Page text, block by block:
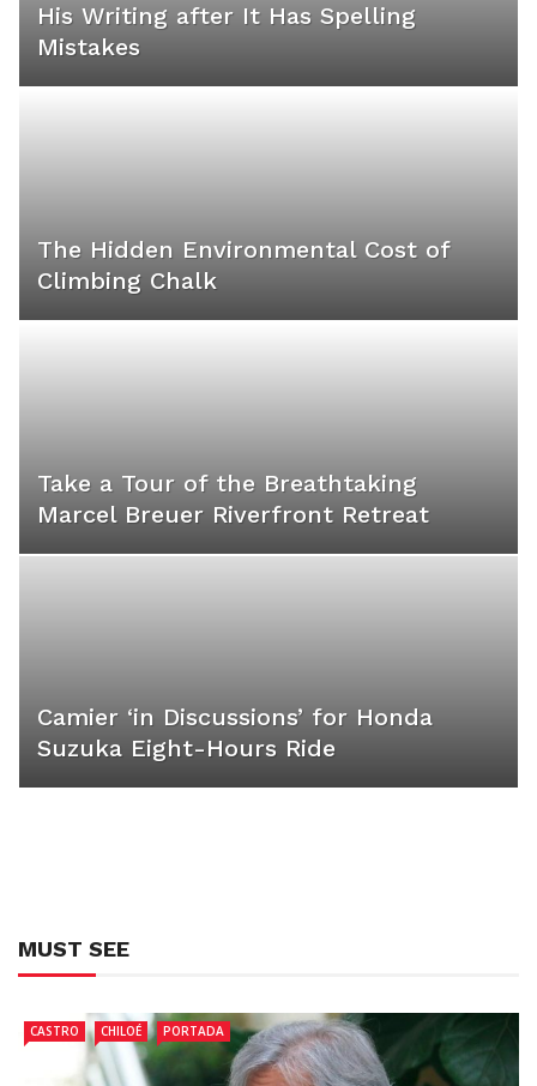
His Writing after It Has Spelling
Mistakes
The Hidden Environmental Cost of
Climbing Chalk
Take a Tour of the Breathtaking
Marcel Breuer Riverfront Retreat
Camier ‘in Discussions’ for Honda
Suzuka Eight-Hours Ride
MUST SEE
CASTRO CHILOÉ PORTADA